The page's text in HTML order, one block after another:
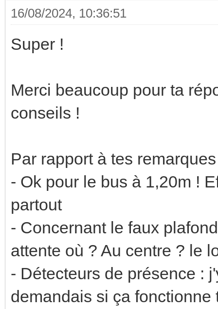
16/08/2024, 10:36:51
Super !
Merci beaucoup pour ta
conseils !
Par rapport à tes
- Ok pour le bus à 1,20m !
partout
- Concernant le faux
attente où ? Au centre ? le
- Détecteurs de présence :
demandais si ça